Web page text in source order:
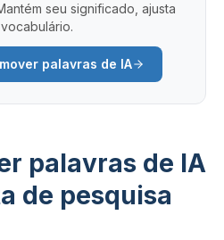
seu significado, ajusta
palavras de IA
palavras de IA
de pesquisa